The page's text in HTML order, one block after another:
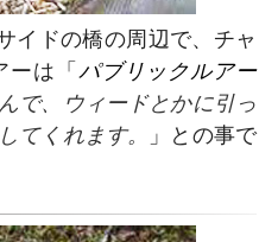
イドの橋の周辺で、チャ
は「 パブリックルアー
で、ウィードとかに引っ
てくれます。
」との事で